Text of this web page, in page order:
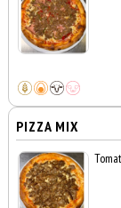
PIZZA MIX